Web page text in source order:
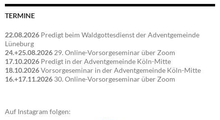
TERMINE
22.08.2026 Predigt beim Waldgottesdienst der Adventgemeinde
Lüneburg
24.+25.08.2026 29. Online-Vorsorgeseminar über Zoom
17.10.2026 Predigt in der Adventgemeinde Köln-Mitte
18.10.2026Vorsorgeseminar in der Adventgemeinde Köln-Mitte
16.+17.11.2026 30. Online-Vorsorgeseminar über Zoom
Auf Instagram folgen: